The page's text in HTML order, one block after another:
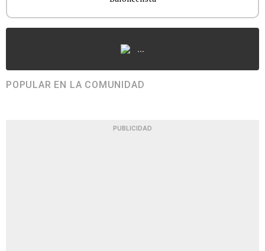
...
POPULAR EN LA COMUNIDAD
PUBLICIDAD